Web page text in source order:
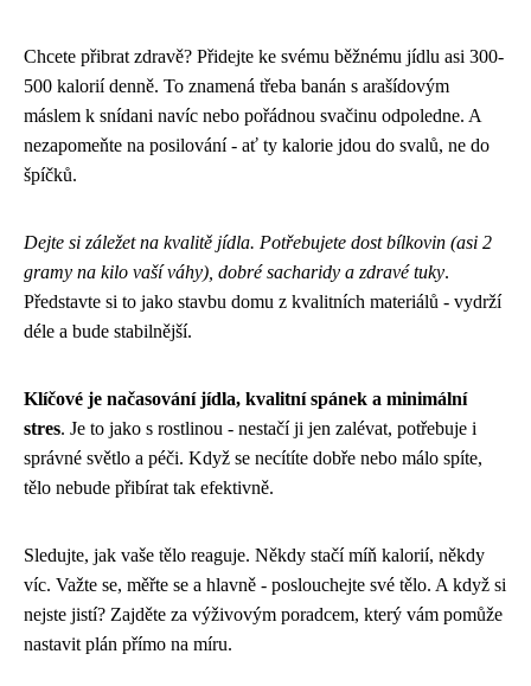
Chcete přibrat zdravě? Přidejte ke svému běžnému jídlu asi 300-
500 kalorií denně. To znamená třeba banán s arašídovým
máslem k snídani navíc nebo pořádnou svačinu odpoledne. A
nezapomeňte na posilování - ať ty kalorie jdou do svalů, ne do
špíčků.
Dejte si záležet na kvalitě jídla. Potřebujete dost bílkovin (asi 2
gramy na kilo vaší váhy), dobré sacharidy a zdravé tuky.
Představte si to jako stavbu domu z kvalitních materiálů - vydrží
déle a bude stabilnější.
Klíčové je načasování jídla, kvalitní spánek a minimální
stres. Je to jako s rostlinou - nestačí ji jen zalévat, potřebuje i
správné světlo a péči. Když se necítíte dobře nebo málo spíte,
tělo nebude přibírat tak efektivně.
Sledujte, jak vaše tělo reaguje. Někdy stačí míň kalorií, někdy
víc. Važte se, měřte se a hlavně - poslouchejte své tělo. A když si
nejste jistí? Zajděte za výživovým poradcem, který vám pomůže
nastavit plán přímo na míru.